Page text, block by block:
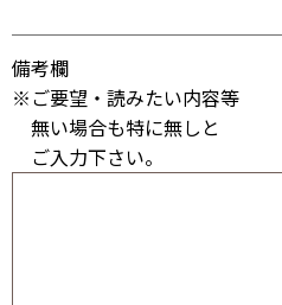
備考欄
※ご要望・読みたい内容等
無い場合も特に無しと
ご入力下さい。